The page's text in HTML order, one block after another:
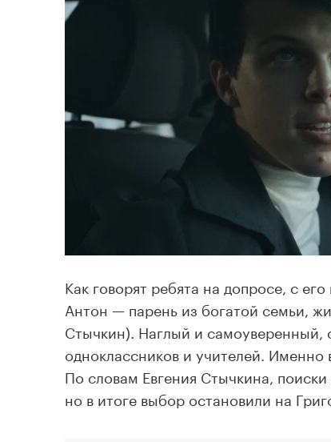
Как говорят ребята на допросе, с
Антон — парень из богатой семьи,
Стычкин). Наглый и самоуверенный,
одноклассников и учителей. Именно
По словам Евгения Стычкина,
но в итоге выбор остановили на